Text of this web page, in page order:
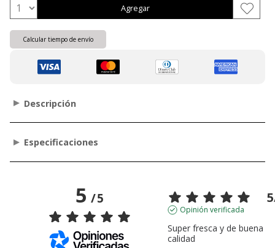
Agregar
Calcular tiempo de envío
Descripción
Especificaciones
5/5 5
Opinión verificada
Super fresca y de buena
calidad